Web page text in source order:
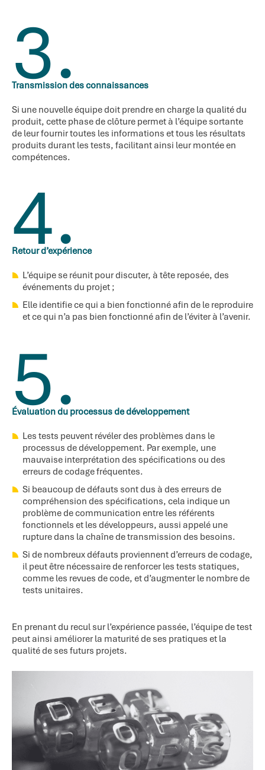
3.
Transmission des connaissances
Si une nouvelle équipe doit prendre en charge la qualité du
produit, cette phase de clôture permet à l’équipe sortante
de leur fournir toutes les informations et tous les résultats
produits durant les tests, facilitant ainsi leur montée en
compétences.
4.
Retour d’expérience
L’équipe se réunit pour discuter, à tête reposée, des
événements du projet ;
Elle identifie ce qui a bien fonctionné afin de le reproduire
et ce qui n’a pas bien fonctionné afin de l’éviter à l’avenir.
5.
Évaluation du processus de développement
Les tests peuvent révéler des problèmes dans le
processus de développement. Par exemple, une
mauvaise interprétation des spécifications ou des
erreurs de codage fréquentes.
Si beaucoup de défauts sont dus à des erreurs de
compréhension des spécifications, cela indique un
problème de communication entre les référents
fonctionnels et les développeurs, aussi appelé une
rupture dans la chaîne de transmission des besoins.
Si de nombreux défauts proviennent d’erreurs de codage,
il peut être nécessaire de renforcer les tests statiques,
comme les revues de code, et d’augmenter le nombre de
tests unitaires.
En prenant du recul sur l’expérience passée, l’équipe de test
peut ainsi améliorer la maturité de ses pratiques et la
qualité de ses futurs projets.